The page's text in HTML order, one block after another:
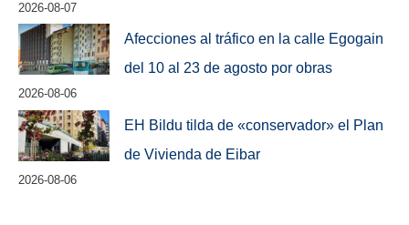
2026-08-07
Afecciones al tráfico en la calle Egogain
del 10 al 23 de agosto por obras
2026-08-06
EH Bildu tilda de «conservador» el Plan
de Vivienda de Eibar
2026-08-06